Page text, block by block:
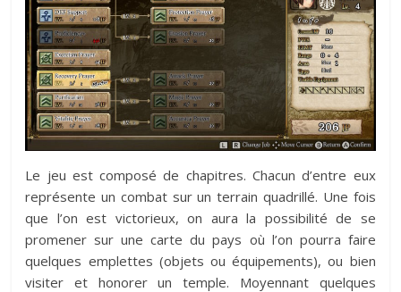
Le jeu est composé de chapitres. Chacun d’entre eux
représente un combat sur un terrain quadrillé. Une fois
que l’on est victorieux, on aura la possibilité de se
promener sur une carte du pays où l’on pourra faire
quelques emplettes (objets ou équipements), ou bien
visiter et honorer un temple. Moyennant quelques